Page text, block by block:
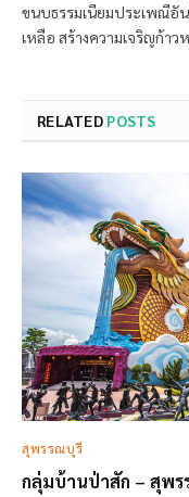
ขนบธรรมเนียมประเพณีอั
เหลือ สร้างความเจริญก้า
RELATED POSTS
สุพรรณบุรี
กลุ่มบ้านป่าสัก – สุพ